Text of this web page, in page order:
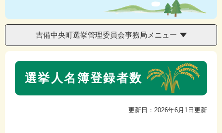
吉備中央町選挙管理委員会事務局メニュー
本
選挙人名簿登録者数
更新日：2026年6月1日更新